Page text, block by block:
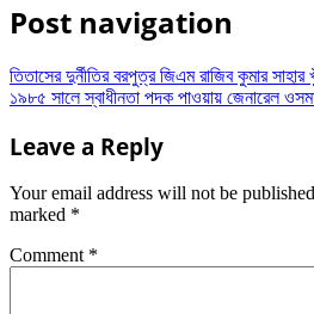
Post navigation
তিতাসের দুর্নীতির বরপুত্র জিএম রাজিব কুমার
১৯৮৫ সালে স্বাধীনতা পদক পাওয়ায় জেনারেল
Leave a Reply
Your email address will not be
marked *
Comment *